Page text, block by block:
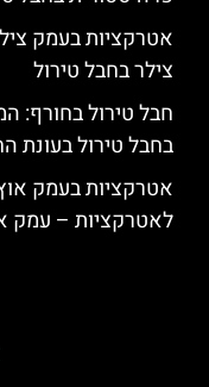
צילר בחבל טירול
חבל טירול בחורף:
בחבל טירול בעונת
לאטרקציות – עמק